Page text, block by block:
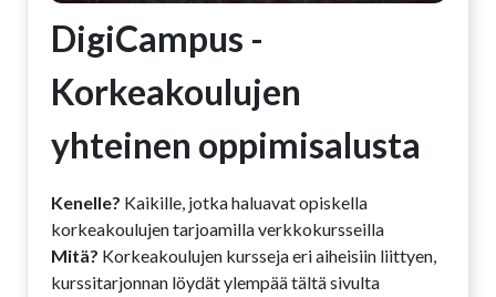
DigiCampus -
Korkeakoulujen
yhteinen oppimisalusta
Kenelle? Kaikille, jotka haluavat opiskella
korkeakoulujen tarjoamilla verkkokursseilla
Mitä? Korkeakoulujen kursseja eri aiheisiin liittyen,
kurssitarjonnan löydät ylempää tältä sivulta